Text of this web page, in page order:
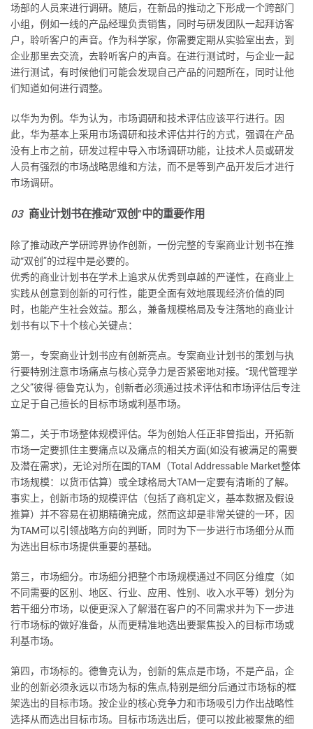
场部的人员来进行调研。随后，在新品的推动之下形成一个跨部门
小组，例如一线的产品经理负责销售，同时与研发团队一起拜访客
户，聆听客户的声音。作为科学家，你需要定期从实验室出去，到
企业那里去交流，去聆听客户的声音。在进行测试时，与企业一起
进行测试，有时候他们可能会发现自己产品的问题所在，同时让他
们知道如何进行调整。
以华为为例。华为认为，市场调研和技术评估应该平行进行。因
此，华为基本上采用市场调研和技术评估并行的方式，强调在产品
没有上市之前，研发过程中导入市场调研功能，让技术人员或研发
人员有强烈的市场战略思维和方法，而不是等到产品开发后才进行
市场调研。
03 商业计划书在推动“双创”中的重要作用
除了推动政产学研跨界协作创新，一份完整的专案商业计划书在推
动“双创”的过程中是必要的。
优秀的商业计划书在学术上追求从优秀到卓越的严谨性，在商业上
实践从创意到创新的可行性，能更全面有效地展现经济价值的同
时，也能产生社会效益。那么，兼备规模格局及专注落地的商业计
划书有以下十个核心关键点：
第一，专案商业计划书应有创新亮点。专案商业计划书的策划与执
行要特别注意市场痛点与核心竞争力是否紧密地对接。“现代管理学
之父”彼得·德鲁克认为，创新者必须通过技术评估和市场评估后专注
立足于自己擅长的目标市场或利基市场。
第二，关于市场整体规模评估。华为创始人任正非曾指出，开拓新
市场一定要抓住主要痛点以及痛点的相关方面(如没有被满足的需要
及潜在需求)，无论对所在国的TAM（Total Addressable Market整体
市场规模：以货帀估算）或全球格局大TAM一定要有清晰的了解。
事实上，创新市场的规模评估（包括了商机定义，基本数据及假设
推算）并不容易在初期精确完成，然而这却是非常关键的一环，因
为TAM可以引领战略方向的判断，同时为下一步进行市场细分从而
为选出目标市场提供重要的基础。
第三，市场细分。市场细分把整个市场规模通过不同区分维度（如
不同需要的区别、地区、行业、应用、性别、收入水平等）划分为
若干细分市场，以便更深入了解潜在客户的不同需求并为下一步进
行市场标的做好准备，从而更精准地选出要聚焦投入的目标市场或
利基市场。
第四，市场标的。德鲁克认为，创新的焦点是市场，不是产品，企
业的创新必须永远以市场为标的焦点,特别是细分后通过市场标的框
架选出的目标市场。按企业的核心竞争力和市场吸引力作出战略性
选择从而选出目标市场。目标市场选出后，便可以按此被聚焦的细